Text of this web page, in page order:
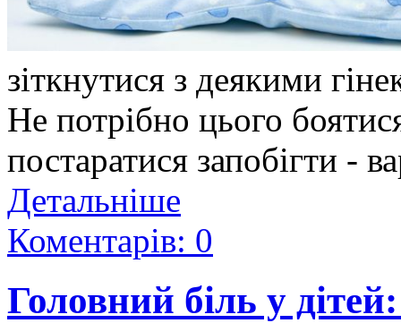
зіткнутися з деякими
Не потрібно цього
постаратися запобігти -
Детальніше
Коментарів: 0
Головний біль у